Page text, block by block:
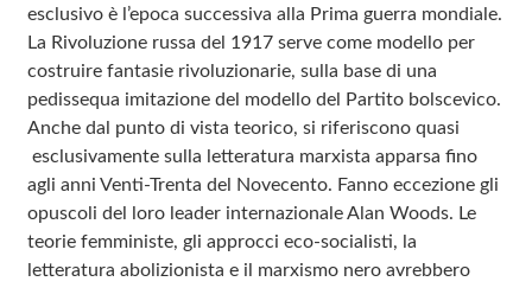
esclusivo è l’epoca successiva alla Prima guerra mondiale.
La Rivoluzione russa del 1917 serve come modello per
costruire fantasie rivoluzionarie, sulla base di una
pedissequa imitazione del modello del Partito bolscevico.
Anche dal punto di vista teorico, si riferiscono quasi
esclusivamente sulla letteratura marxista apparsa fino
agli anni Venti-Trenta del Novecento. Fanno eccezione gli
opuscoli del loro leader internazionale Alan Woods. Le
teorie femministe, gli approcci eco-socialisti, la
letteratura abolizionista e il marxismo nero avrebbero